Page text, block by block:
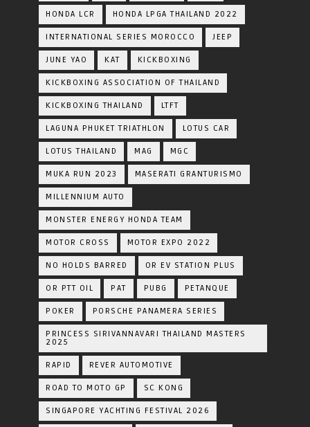
HONDA LCR HONDA LPGA THAILAND 2022
INTERNATIONAL SERIES MOROCCO JEEP
JUNE YAO KAT KICKBOXING
KICKBOXING ASSOCIATION OF THAILAND
KICKBOXING THAILAND LTFT
LAGUNA PHUKET TRIATHLON LOTUS CAR
LOTUS THAILAND MAG MGC
MUKA RUN 2023 MASERATI GRANTURISMO
MILLENNIUM AUTO
MONSTER ENERGY HONDA TEAM
MOTOR CROSS MOTOR EXPO 2022
NO HOLDS BARRED OR EV STATION PLUS
OR PTT OIL PAT PUBG PETANQUE
POKER PORSCHE PANAMERA SERIES
PRINCESS SIRIVANNAVARI THAILAND MASTERS
2025
RAPID REVER AUTOMOTIVE
ROAD TO MOTO GP SC KONG
SINGAPORE YACHTING FESTIVAL 2026